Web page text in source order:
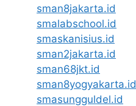
sman8jakarta.id
smalabschool.id
smaskanisius.id
sman2jakarta.id
sman68jkt.id
sman8yogyakarta.id
smasungguldel.id